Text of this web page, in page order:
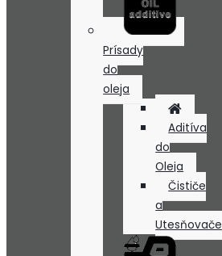
Prísady
do
oleja
Aditíva
do
Oleja
Čističe
a
Utesňovače